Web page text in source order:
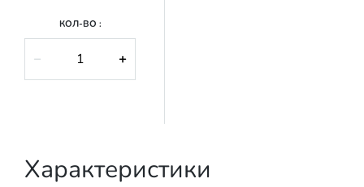
КОЛ-ВО :
− +
Характеристики